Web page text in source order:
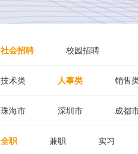
社会招聘 校园招聘
技术类 人事类 销售
珠海市 深圳市 成都
全职 兼职 实习